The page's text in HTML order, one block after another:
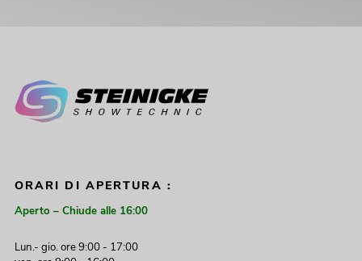
ORARI DI APERTURA :
Aperto – Chiude alle 16:00
Lun.- gio. ore 9:00 - 17:00